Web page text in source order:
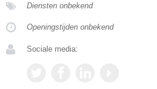
Diensten onbekend
Openingstijden onbekend
Sociale media: